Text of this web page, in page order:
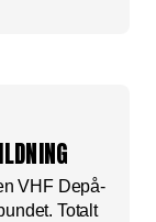
VHF Depå-
Totalt